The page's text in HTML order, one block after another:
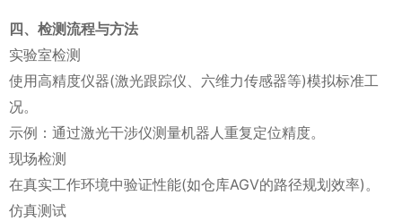
四、检测流程与方法
实验室检测
使用高精度仪器(激光跟踪仪、六维力传感器等)模拟标准工
况。
示例：通过激光干涉仪测量机器人重复定位精度。
现场检测
在真实工作环境中验证性能(如仓库AGV的路径规划效率)。
仿真测试